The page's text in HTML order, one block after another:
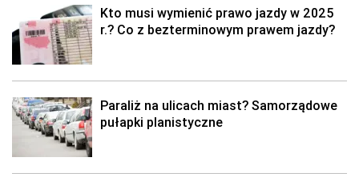
Kto musi wymienić prawo jazdy w 2025
r.? Co z bezterminowym prawem jazdy?
Paraliż na ulicach miast? Samorządowe
pułapki planistyczne